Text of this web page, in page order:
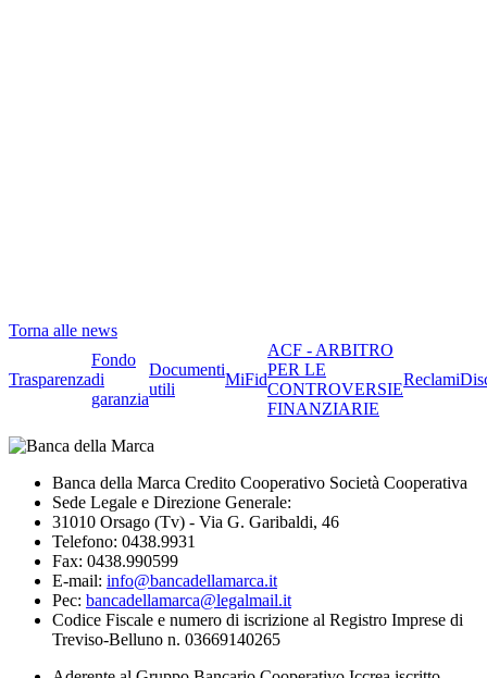
Torna alle news
Trasparenza
Fondo
di
garanzia
Documenti
utili
MiFid
ACF - ARBITRO
PER LE
CONTROVERSIE
FINANZIARIE
Reclami
Banca della Marca Credito Cooperativo Società Cooperativa
Sede Legale e Direzione Generale:
31010 Orsago (Tv) - Via G. Garibaldi, 46
Telefono: 0438.9931
Fax: 0438.990599
E-mail: info@bancadellamarca.it
Pec: bancadellamarca@legalmail.it
Codice Fiscale e numero di iscrizione al Registro Imprese di
Treviso-Belluno n. 03669140265